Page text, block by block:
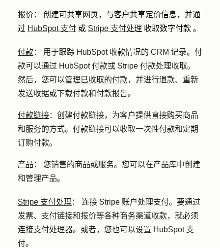
报价：
创建可共享网页，与客户共享定价信息，并通
过 HubSpot 支付 或 Stripe 支付处理 收取数字付款 。
付款： 用于跟踪 HubSpot 收款情况的 CRM 记录。付
款可以通过 HubSpot 付款或 Stripe 付款处理收取。
然后，您可以管理已收取的付款，并进行退款、重新
发送收据或下载付款和付款报告。
付款链接： 创建付款链接，为客户提供直接购买商品
和服务的方式。付款链接可以收取一次性付款和定期
订购付款。
产品 ： 您销售的商品或服务。您可以在产品库中创建
和管理产品。
Stripe 支付处理 ： 连接 Stripe 账户处理支付。要通过
发票、支付链接和报价等各种商务渠道收款，就必须
连接支付处理器。或者，您也可以设置 HubSpot 支
付。